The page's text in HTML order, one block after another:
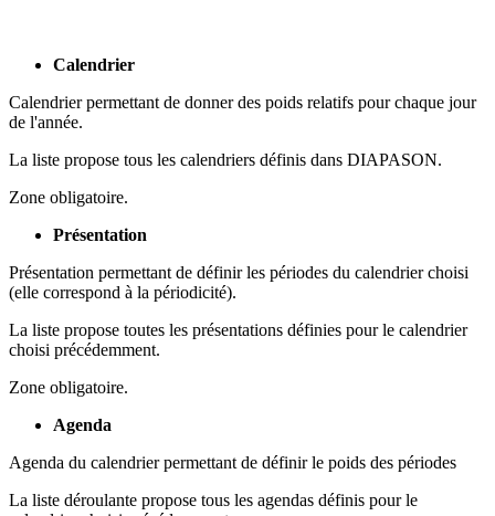
Calendrier
Calendrier permettant de donner des poids relatifs pour chaque jour
de l'année.
La liste propose tous les calendriers définis dans DIAPASON.
Zone obligatoire.
Présentation
Présentation permettant de définir les périodes du calendrier choisi
(elle correspond à la périodicité).
La liste propose toutes les présentations définies pour le calendrier
choisi précédemment.
Zone obligatoire.
Agenda
Agenda du calendrier permettant de définir le poids des périodes
La liste déroulante propose tous les agendas définis pour le